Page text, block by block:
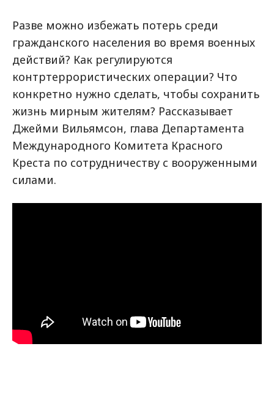
Разве можно избежать потерь среди
гражданского населения во время военных
действий? Как регулируются
контртеррористических операции? Что
конкретно нужно сделать, чтобы сохранить
жизнь мирным жителям? Рассказывает
Джейми Вильямсон, глава Департамента
Международного Комитета Красного
Креста по сотрудничеству с вооруженными
силами.